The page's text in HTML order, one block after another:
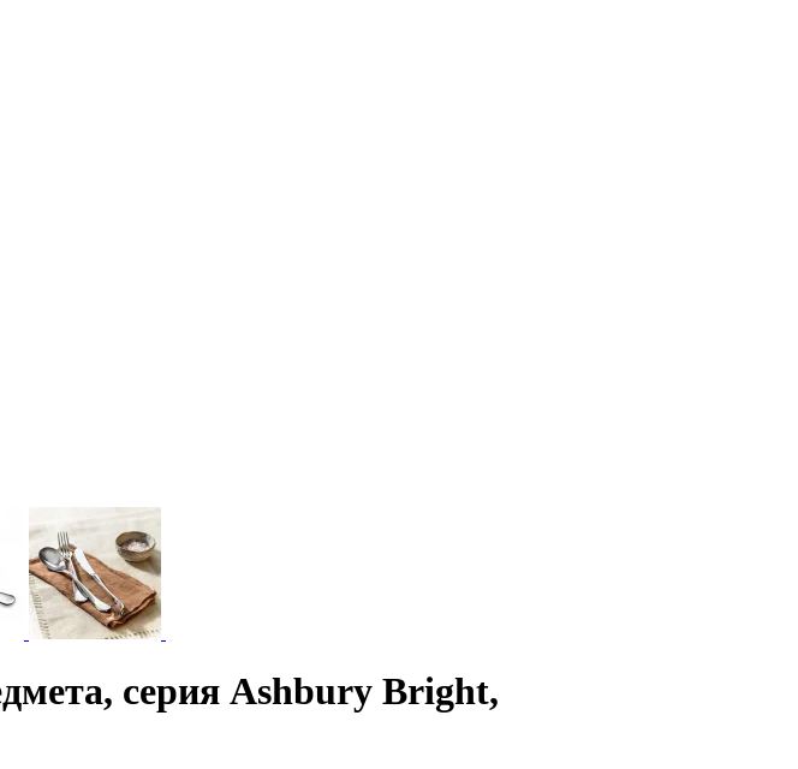
серия Ashbury Bright,